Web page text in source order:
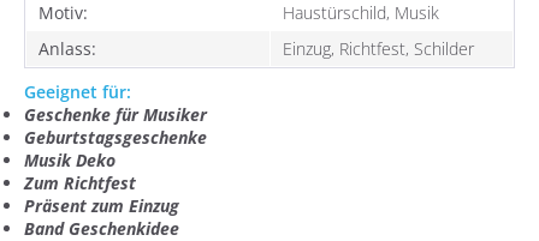
Motiv:
Haustürschild, Musik
Anlass:
Einzug, Richtfest, Schilder
Geeignet für:
Geschenke für Musiker
Geburtstagsgeschenke
Musik Deko
Zum Richtfest
Präsent zum Einzug
Band Geschenkidee